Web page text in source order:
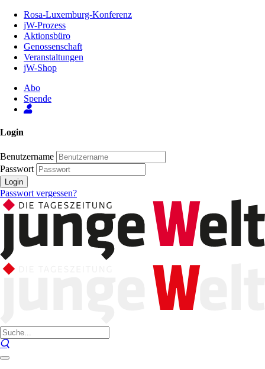
Inhalt
Seite
Rosa-Luxemburg-Konferenz
jW-Prozess
Aktionsbüro
Genossenschaft
Veranstaltungen
jW-Shop
Abo
Spende
Login
Benutzername
Passwort
Login
Passwort vergessen?